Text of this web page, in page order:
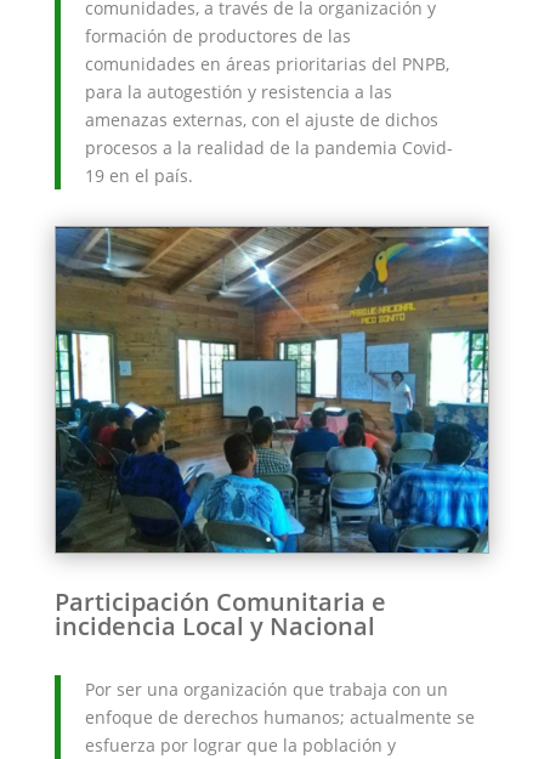
comunidades, a través de la organización y
formación de productores de las
comunidades en áreas prioritarias del PNPB,
para la autogestión y resistencia a las
amenazas externas, con el ajuste de dichos
procesos a la realidad de la pandemia Covid-
19 en el país.
Participación Comunitaria e
incidencia Local y Nacional
Por ser una organización que trabaja con un
enfoque de derechos humanos; actualmente se
esfuerza por lograr que la población y